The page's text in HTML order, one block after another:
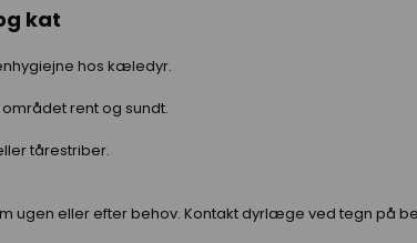
kat
hos kæledyr.
rent og sundt.
tårestriber.
ugen eller efter behov. Kontakt dyrlæge ved tegn på